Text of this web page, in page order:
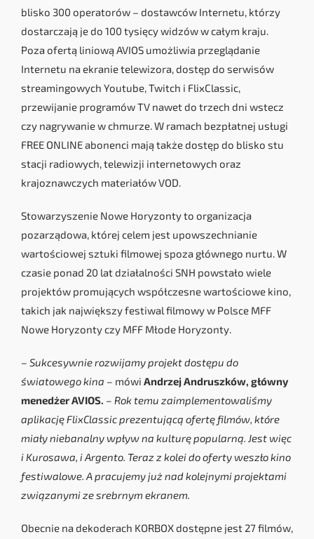
blisko 300 operatorów – dostawców Internetu, którzy
dostarczają je do 100 tysięcy widzów w całym kraju.
Poza ofertą liniową AVIOS umożliwia przeglądanie
Internetu na ekranie telewizora, dostęp do serwisów
streamingowych Youtube, Twitch i FlixClassic,
przewijanie programów TV nawet do trzech dni wstecz
czy nagrywanie w chmurze. W ramach bezpłatnej usługi
FREE ONLINE abonenci mają także dostęp do blisko stu
stacji radiowych, telewizji internetowych oraz
krajoznawczych materiałów VOD.
Stowarzyszenie Nowe Horyzonty to organizacja
pozarządowa, której celem jest upowszechnianie
wartościowej sztuki filmowej spoza głównego nurtu. W
czasie ponad 20 lat działalności SNH powstało wiele
projektów promujących współczesne wartościowe kino,
takich jak największy festiwal filmowy w Polsce MFF
Nowe Horyzonty czy MFF Młode Horyzonty.
– Sukcesywnie rozwijamy projekt dostępu do
światowego kina – mówi Andrzej Andruszków, główny
menedżer AVIOS. – Rok temu zaimplementowaliśmy
aplikację FlixClassic prezentującą ofertę filmów, które
miały niebanalny wpływ na kulturę popularną. Jest więc
i Kurosawa, i Argento. Teraz z kolei do oferty weszło kino
festiwalowe. A pracujemy już nad kolejnymi projektami
związanymi ze srebrnym ekranem.
Obecnie na dekoderach KORBOX dostępne jest 27 filmów,